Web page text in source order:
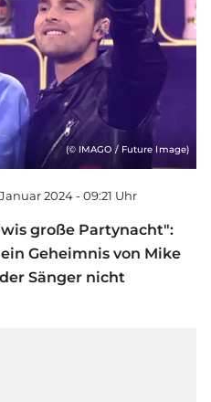
(© IMAGO / Future Image)
2024 - 09:21 Uhr
große Partynacht":
Geheimnis von Mike
Sänger nicht